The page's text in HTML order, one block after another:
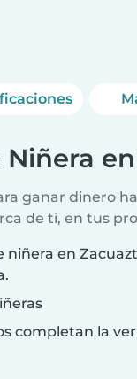
Niñera
ganar dinero
de ti, en tus
niñera en
completan la